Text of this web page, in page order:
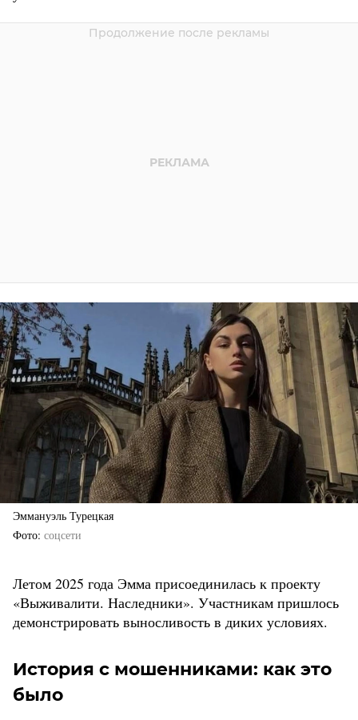
Эммануэль Турецкая
Фото соцсети
Летом 2025 года Эмма присоединилась к проекту
«Выживалити. Наследники». Участникам пришлось
демонстрировать выносливость в диких условиях.
История с мошенниками: как это
было